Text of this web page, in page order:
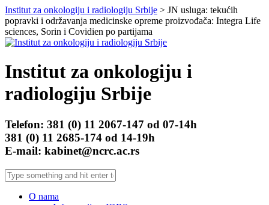
Institut za onkologiju i radiologiju Srbije > JN usluga: tekućih
popravki i održavanja medicinske opreme proizvođača: Integra Life
sciences, Sorin i Covidien po partijama
Institut za onkologiju i
radiologiju Srbije
Telefon: 381 (0) 11 2067-147 od 07-14h
381 (0) 11 2685-174 od 14-19h
E-mail: kabinet@ncrc.ac.rs
O nama